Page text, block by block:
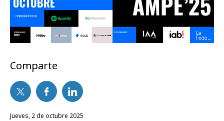
Comparte
jueves, 2 de octubre 2025